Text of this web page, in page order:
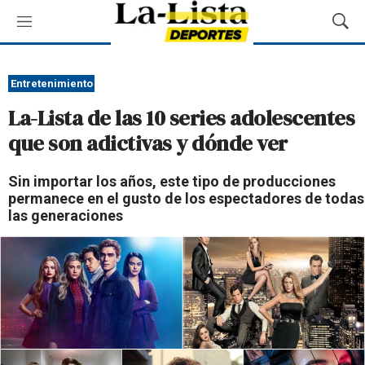
M
e
ú
M
o
a
r
q
e
d
a
Entretenimiento
La-Lista de las 10 series adolescentes
que son adictivas y dónde ver
Sin importar los años, este tipo de producciones
permanece en el gusto de los espectadores de todas
las generaciones